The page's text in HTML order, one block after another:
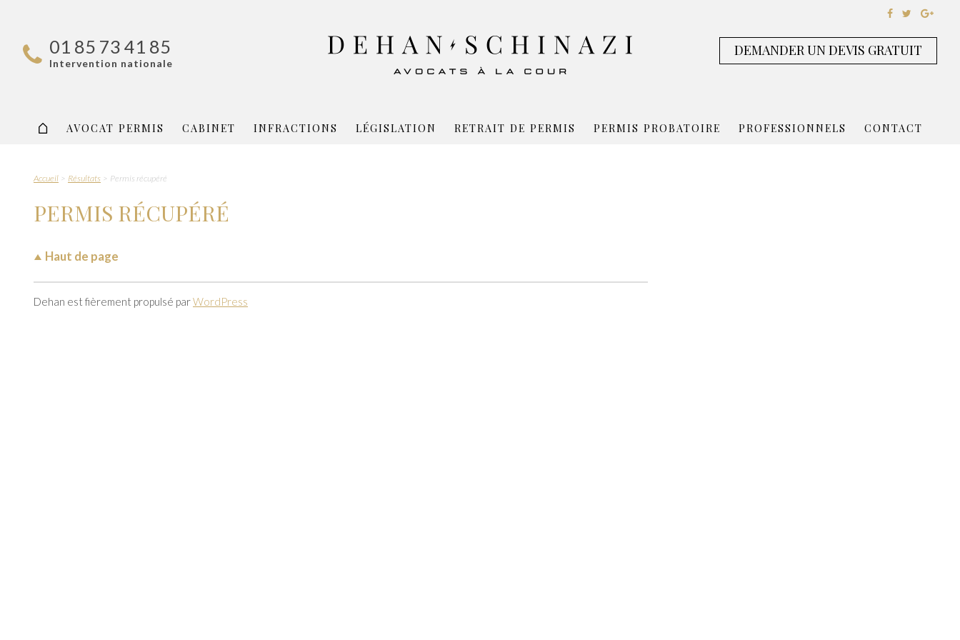
01 85 73 41 85
Intervention nationale
DEMANDER UN DEVIS GRATUIT
AVOCAT PERMIS CABINET INFRACTIONS LÉGISLATION RETRAIT DE PERMIS PERMIS PROBATOIRE PROFESSIONNELS CONTACT
Accueil Résultats Permis récupéré
PERMIS RÉCUPÉRÉ
Haut de page
Dehan est fièrement propulsé parWordPress